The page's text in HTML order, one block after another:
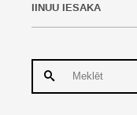
IINUU IESAKA